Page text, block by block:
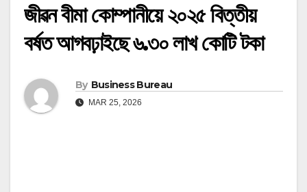
জীৱন বীমা কোম্পানীয়ে ২০২৫ বিত্তীয়
বৰ্ষত আগবঢ়াইছে ৬.৩০ লাখ কোটি টকা
By Business Bureau
MAR 25, 2026